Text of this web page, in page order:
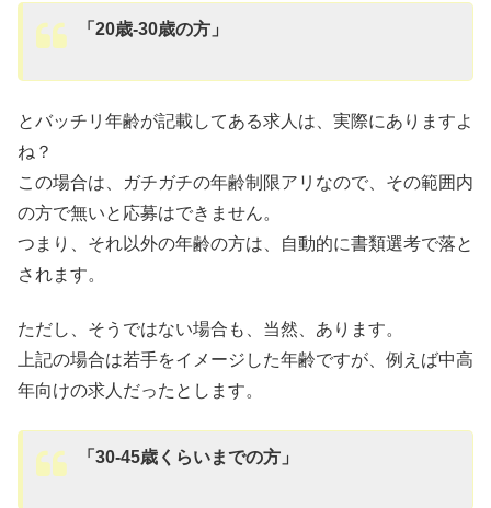
「20歳-30歳の方」
とバッチリ年齢が記載してある求人は、実際にありますよ
ね？
この場合は、ガチガチの年齢制限アリなので、その範囲内
の方で無いと応募はできません。
つまり、それ以外の年齢の方は、自動的に書類選考で落と
されます。
ただし、そうではない場合も、当然、あります。
上記の場合は若手をイメージした年齢ですが、例えば中高
年向けの求人だったとします。
「30-45歳くらいまでの方」